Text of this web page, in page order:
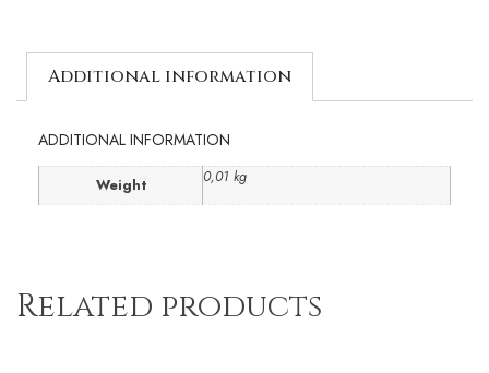
Additional information
ADDITIONAL INFORMATION
Weight 0,01 kg
Related products